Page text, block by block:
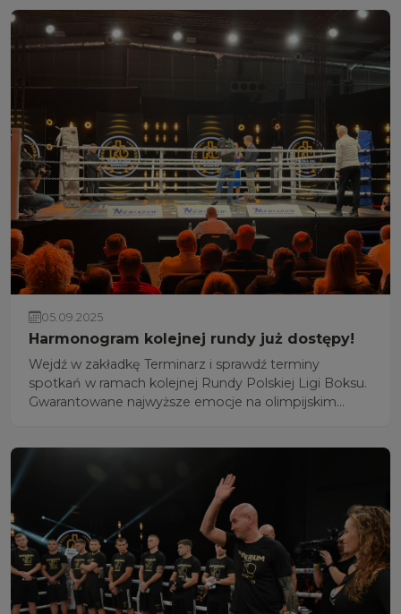
05.09.2025
Harmonogram kolejnej rundy już dostępy!
Wejdź w zakładkę Terminarz i sprawdź terminy
spotkań w ramach kolejnej Rundy Polskiej Ligi Boksu.
Gwarantowane najwyższe emocje na olimpijskim